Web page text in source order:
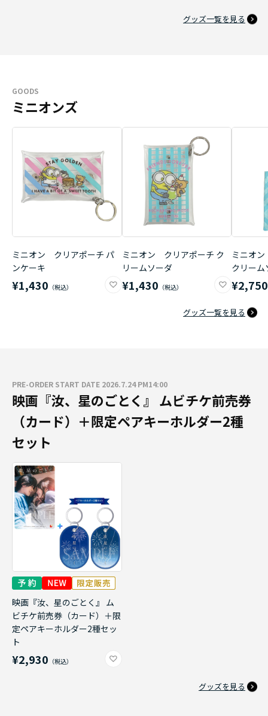
グッズ一覧を見る
GOODS
ミニオンズ
ミニオン クリアポーチ パ
ンケーキ
¥1,430
ミニオン クリアポーチ ク
リームソーダ
¥1,430
ミニオ
クリーム
¥2,750
グッズ一覧を見る
PRE-ORDER START DATE 2026.7.24 PM14:00
映画『汝、星のごとく』 ムビチケ前売券
（カード）＋限定ペアキーホルダー2種
セット
映画『汝、星のごとく』 ム
ビチケ前売券（カード）＋限
定ペアキーホルダー2種セッ
ト
¥2,930
グッズを見る